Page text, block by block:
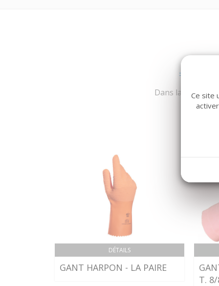
Dans la même
DÉTAILS
GANT HARPON - LA PAIRE
T. 8/
Ce site